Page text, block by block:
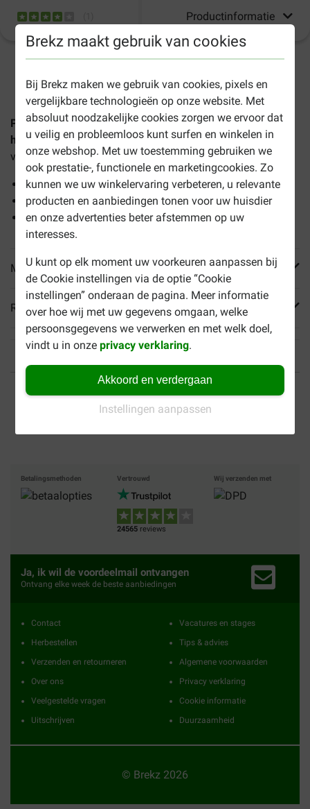
Brekz maakt gebruik van cookies
Bij Brekz maken we gebruik van cookies, pixels en
vergelijkbare technologieën op onze website. Met
absoluut noodzakelijke cookies zorgen we ervoor dat
u veilig en probleemloos kunt surfen en winkelen in
onze webshop. Met uw toestemming gebruiken we
ook prestatie-, functionele en marketingcookies. Zo
kunnen we uw winkelervaring verbeteren, u relevante
producten en aanbiedingen tonen voor uw huisdier
en onze advertenties beter afstemmen op uw
interesses.
U kunt op elk moment uw voorkeuren aanpassen bij
de Cookie instellingen via de optie “Cookie
instellingen” onderaan de pagina. Meer informatie
over hoe wij met uw gegevens omgaan, welke
persoonsgegevens we verwerken en met welk doel,
vindt u in onzeprivacy verklaring.
Akkoord en verdergaan
Instellingen aanpassen
Productinformatie
Pedigree Megabox Rodeo Duos & Jumbone
hondensnacksis een snackbox vol met heerlijke
verwennerijen.
Met 24 Rodeo Duos en 4 Jumbones
Geschikt als dagelijkse traktatie
Draagt bij aan het afweersysteem
Meer informatie
Reviews
Tot 40% goedkoper Veilig betalen
Gratis bezorging vanaf €
Betalingsmethoden Vertrouwd
24565 reviews
Wij verzenden met
Ja, ik wil de voordeelmail ontvangen
Ontvang elke week de beste aanbiedingen
Contact
Herbestellen
Verzenden en retourneren
Over ons
Veelgestelde vragen
Uitschrijven
Vacatures en stages
Tips & advies
Algemene voorwaarden
Privacy verklaring
Cookie informatie
Duurzaamheid
© Brekz 2026